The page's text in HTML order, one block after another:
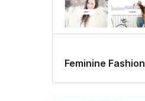
Feminine Fashion